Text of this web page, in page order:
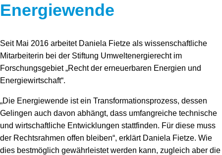
Energiewende
Seit Mai 2016 arbeitet Daniela Fietze als wissenschaftliche
Mitarbeiterin bei der Stiftung Umweltenergierecht im
Forschungsgebiet „Recht der erneuerbaren Energien und
Energiewirtschaft“.
„Die Energiewende ist ein Transformationsprozess, dessen
Gelingen auch davon abhängt, dass umfangreiche technische
und wirtschaftliche Entwicklungen stattfinden. Für diese muss
der Rechtsrahmen offen bleiben“, erklärt Daniela Fietze. Wie
dies bestmöglich gewährleistet werden kann, zugleich aber die